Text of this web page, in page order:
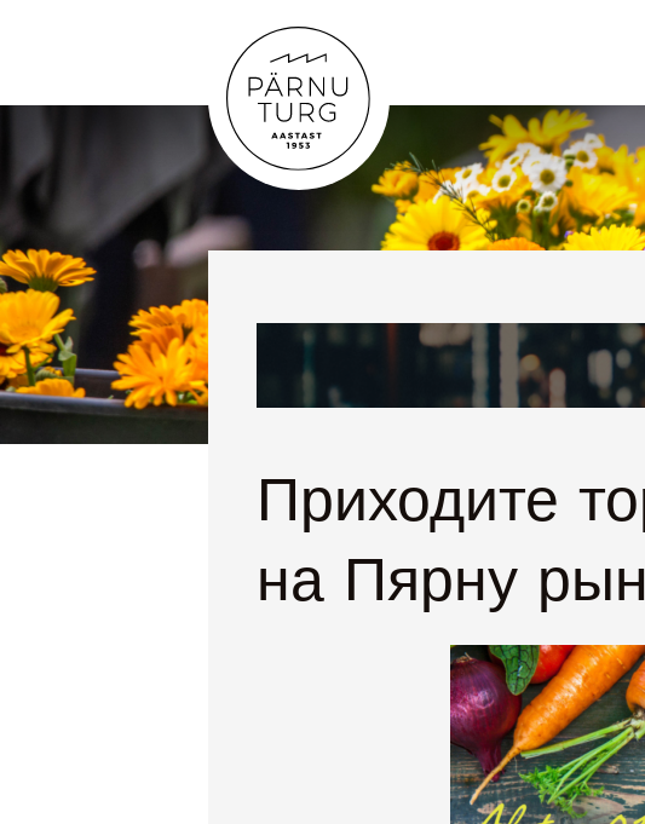
Приходите
на Пярну